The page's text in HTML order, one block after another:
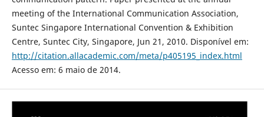
meeting of the International Communication Association,
Suntec Singapore International Convention & Exhibition
Centre, Suntec City, Singapore, Jun 21, 2010. Disponível em:
http://citation.allacademic.com/meta/p405195_index.html
Acesso em: 6 maio de 2014.